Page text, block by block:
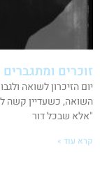
זוכרים
יום הזיכרון לשואה
"אלא שבכל דור
קרא עוד »